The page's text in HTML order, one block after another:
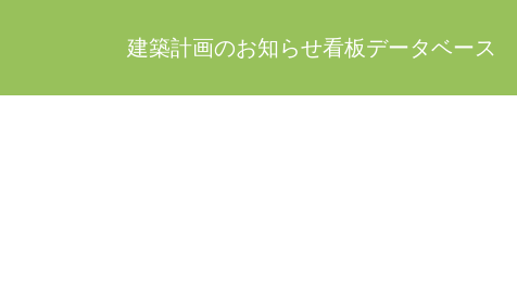
建築計画のお知らせ看板データベース